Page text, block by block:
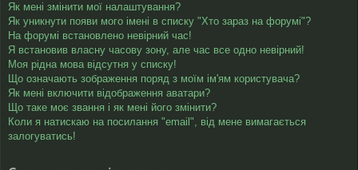
Як мені змінити мої налаштування?
Як уникнути появи мого імені в списку "Хто зараз на форумі"?
На форумі встановлено невірний час!
Я встановив власну часову зону, але час все одно невірний!
Моя рідна мова відсутня у списку!
Що означають зображення поряд з моїм ім'ям користувача?
Як мені включити відображення аватари?
Що таке моє звання і як мені його змінити?
Коли я натискаю на посилання "email", від мене вимагається
залогуватись!